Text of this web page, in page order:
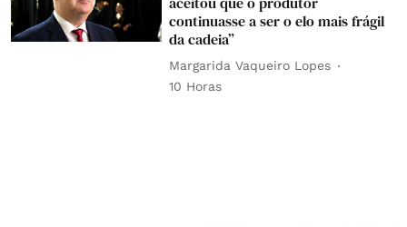
continuasse a ser o elo mais frágil
da cadeia”
Margarida Vaqueiro Lopes
10 Horas